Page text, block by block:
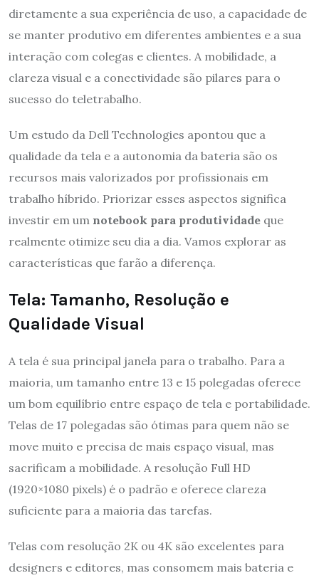
diretamente a sua experiência de uso, a capacidade de
se manter produtivo em diferentes ambientes e a sua
interação com colegas e clientes. A mobilidade, a
clareza visual e a conectividade são pilares para o
sucesso do teletrabalho.
Um estudo da Dell Technologies apontou que a
qualidade da tela e a autonomia da bateria são os
recursos mais valorizados por profissionais em
trabalho híbrido. Priorizar esses aspectos significa
investir em um notebook para produtividade que
realmente otimize seu dia a dia. Vamos explorar as
características que farão a diferença.
Tela: Tamanho, Resolução e
Qualidade Visual
A tela é sua principal janela para o trabalho. Para a
maioria, um tamanho entre 13 e 15 polegadas oferece
um bom equilíbrio entre espaço de tela e portabilidade.
Telas de 17 polegadas são ótimas para quem não se
move muito e precisa de mais espaço visual, mas
sacrificam a mobilidade. A resolução Full HD
(1920×1080 pixels) é o padrão e oferece clareza
suficiente para a maioria das tarefas.
Telas com resolução 2K ou 4K são excelentes para
designers e editores, mas consomem mais bateria e